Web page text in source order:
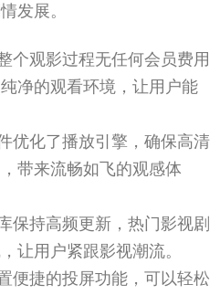
发展。
个观影过程无任何会员费用
净的观看环境，让用户能
优化了播放引擎，确保高清
带来流畅如飞的观感体
保持高频更新，热门影视剧
让用户紧跟影视潮流。
便捷的投屏功能，可以轻松